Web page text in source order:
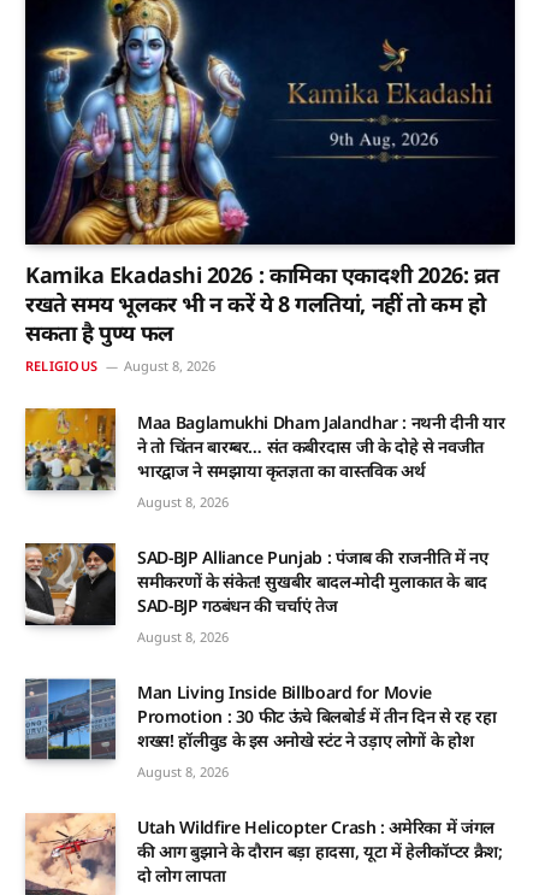
Kamika Ekadashi 2026 : कामिका एकादशी 2026: व्रत
रखते समय भूलकर भी न करें ये 8 गलतियां, नहीं तो कम हो
सकता है पुण्य फल
RELIGIOUS August 8, 2026
Maa Baglamukhi Dham Jalandhar : नथनी दीनी यार
ने तो चिंतन बारम्बर… संत कबीरदास जी के दोहे से नवजीत
भारद्वाज ने समझाया कृतज्ञता का वास्तविक अर्थ
August 8, 2026
SAD-BJP Alliance Punjab : पंजाब की राजनीति में नए
समीकरणों के संकेत! सुखबीर बादल-मोदी मुलाकात के बाद
SAD-BJP गठबंधन की चर्चाएं तेज
August 8, 2026
Man Living Inside Billboard for Movie
Promotion : 30 फीट ऊंचे बिलबोर्ड में तीन दिन से रह रहा
शख्स! हॉलीवुड के इस अनोखे स्टंट ने उड़ाए लोगों के होश
August 8, 2026
Utah Wildfire Helicopter Crash : अमेरिका में जंगल
की आग बुझाने के दौरान बड़ा हादसा, यूटा में हेलीकॉप्टर क्रैश;
दो लोग लापता